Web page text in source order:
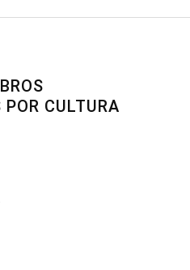
POR CULTURA